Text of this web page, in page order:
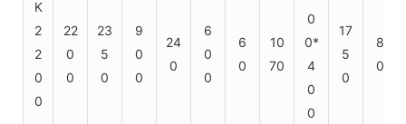
K
2
2
0
0
22
0
0
23
5
0
9
0
0
24
0
6
0
0
6
0
10
70
0
0*
4
0
0
17
5
0
8
0